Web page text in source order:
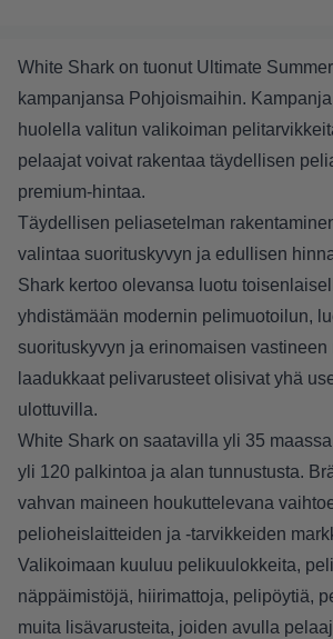
White Shark on tuonut Ultimate
kampanjansa Pohjoismaihin.
huolella valitun valikoiman
pelaajat voivat rakentaa täydellisen
premium-hintaa.
Täydellisen peliasetelman
valintaa suorituskyvyn ja edullisen
Shark kertoo olevansa luotu
yhdistämään modernin pelimuotoilun,
suorituskyvyn ja erinomaisen vastineen
laadukkaat pelivarusteet olisivat yhä
ulottuvilla.
White Shark on saatavilla yli 35
yli 120 palkintoa ja alan tunnustusta.
vahvan maineen houkuttelevana
pelioheislaitteiden ja -tarvikkeiden
Valikoimaan kuuluu pelikuulokkeita,
näppäimistöjä, hiirimattoja, pelipöytiä,
muita lisävarusteita, joiden avulla